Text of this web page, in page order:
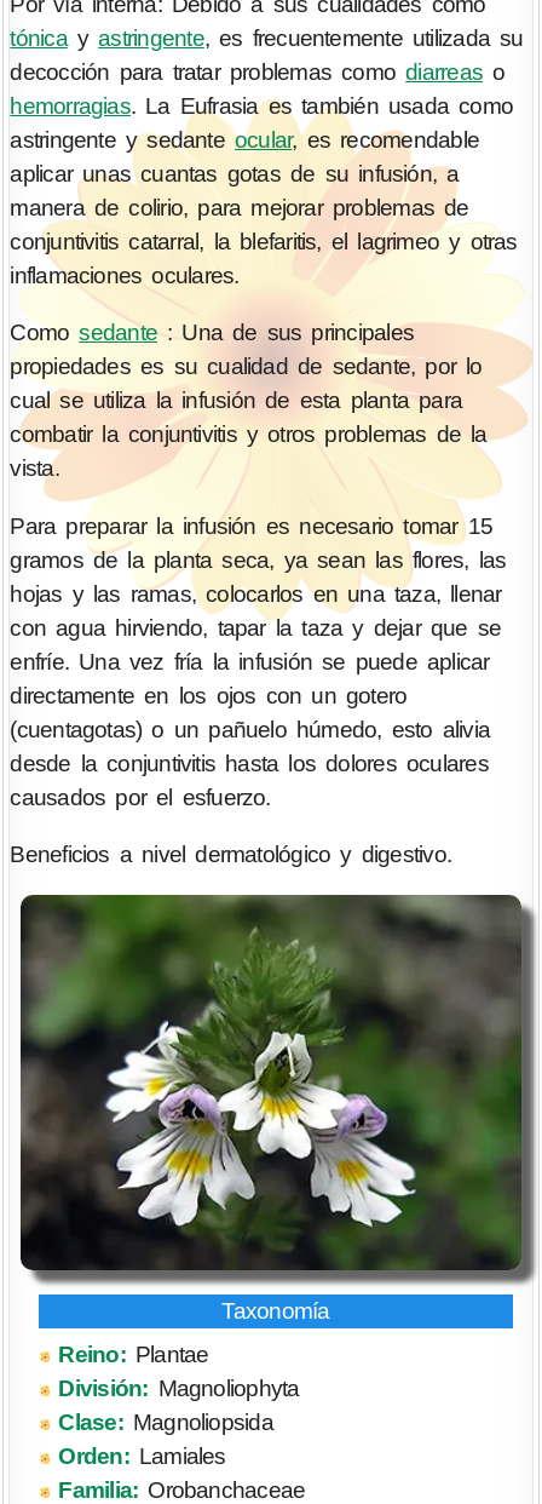
tónicayastringente, es frecuentemente utilizada su
decocción para tratar problemas comodiarreas o
hemorragias. La Eufrasia es también usada como
astringente y sedanteocular, es recomendable
aplicar unas cuantas gotas de su infusión, a
manera de colirio, para mejorar problemas de
conjuntivitis catarral, la blefaritis, el lagrimeo y otras
inflamaciones oculares.
Comosedante: Una de sus principales
propiedades es su cualidad de sedante, por lo
cual se utiliza la infusión de esta planta para
combatir la conjuntivitis y otros problemas de la
vista.
Para preparar la infusión es necesario tomar 15
gramos de la planta seca, ya sean las flores, las
hojas y las ramas, colocarlos en una taza, llenar
con agua hirviendo, tapar la taza y dejar que se
enfríe. Una vez fría la infusión se puede aplicar
directamente en los ojos con un gotero
(cuentagotas) o un pañuelo húmedo, esto alivia
desde la conjuntivitis hasta los dolores oculares
causados por el esfuerzo.
Beneficios a nivel dermatológico y digestivo.
Reino:Plantae
División: Magnoliophyta
Clase:Magnoliopsida
Orden:Lamiales
Familia: Orobanchaceae